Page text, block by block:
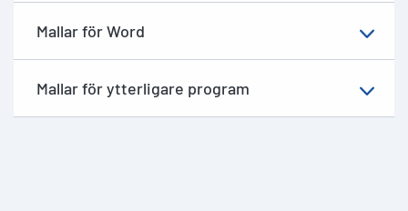
Mallar för Word
Mallar för ytterligare program